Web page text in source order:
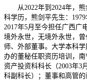
从2022年到2024年，熊
科学历，熊剑平先生：1979
2017年5月至今担任广西广
境外永世，无境外永世，
师、外部董事。大学本科
办的董秘任职资历培训，
资产投资科科长（2003年3
科副科长）；董事和高管